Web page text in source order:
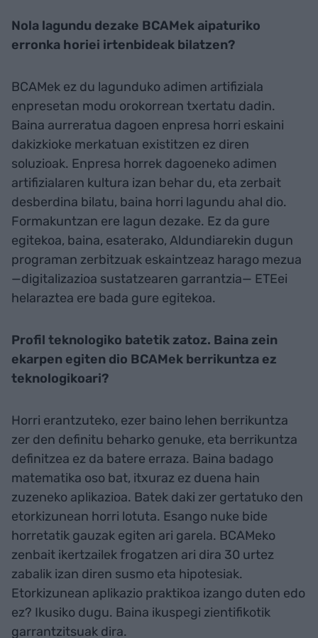
Nola lagundu dezake BCAMek aipaturiko
erronka horiei irtenbideak bilatzen?
BCAMek ez du lagunduko adimen artifiziala
enpresetan modu orokorrean txertatu dadin.
Baina aurreratua dagoen enpresa horri eskaini
dakizkioke merkatuan existitzen ez diren
soluzioak. Enpresa horrek dagoeneko adimen
artifizialaren kultura izan behar du, eta zerbait
desberdina bilatu, baina horri lagundu ahal dio.
Formakuntzan ere lagun dezake. Ez da gure
egitekoa, baina, esaterako, Aldundiarekin dugun
programan zerbitzuak eskaintzeaz harago mezua
—digitalizazioa sustatzearen garrantzia— ETEei
helaraztea ere bada gure egitekoa.
Profil teknologiko batetik zatoz. Baina zein
ekarpen egiten dio BCAMek berrikuntza ez
teknologikoari?
Horri erantzuteko, ezer baino lehen berrikuntza
zer den definitu beharko genuke, eta berrikuntza
definitzea ez da batere erraza. Baina badago
matematika oso bat, itxuraz ez duena hain
zuzeneko aplikazioa. Batek daki zer gertatuko den
etorkizunean horri lotuta. Esango nuke bide
horretatik gauzak egiten ari garela. BCAMeko
zenbait ikertzailek frogatzen ari dira 30 urtez
zabalik izan diren susmo eta hipotesiak.
Etorkizunean aplikazio praktikoa izango duten edo
ez? Ikusiko dugu. Baina ikuspegi zientifikotik
garrantzitsuak dira.